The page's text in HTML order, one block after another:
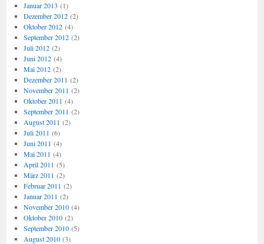
Januar 2013 (1)
Dezember 2012(2)
Oktober 2012(4)
September 2012(2)
Juli 2012(2)
Juni 2012(4)
Mai 2012(2)
Dezember 2011 (2)
November 2011 (2)
Oktober 2011 (4)
September 2011 (2)
August 2011 (2)
Juli 2011 (6)
Juni 2011 (4)
Mai 2011 (4)
April 2011 (5)
März 2011 (2)
Februar 2011 (2)
Januar 2011 (2)
November 2010(4)
Oktober 2010(2)
September 2010(5)
August 2010(3)